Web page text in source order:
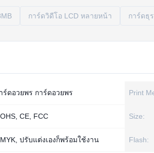
การ์ดวิดีโอ LCD หลายหน้า การ์ดธุ
ร์ดอวยพร การ์ดอวยพร Print
CE, FCC Size:
ปรับแต่งเองก็พร้อมใช้งาน Flash: